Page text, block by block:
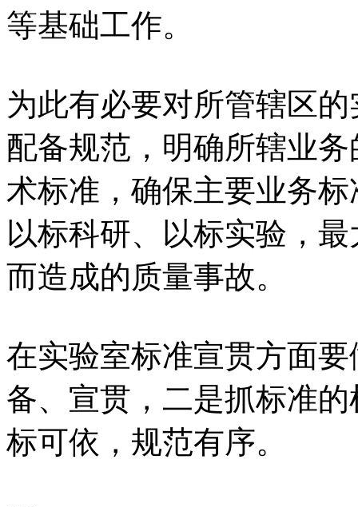
等基础工作。
为此有必要对所管辖区
配备规范，明确所辖业
术标准，确保主要业务
以标科研、以标实验，
而造成的质量事故。
在实验室标准宣贯方面
备、宣贯，二是抓标准
标可依，规范有序。